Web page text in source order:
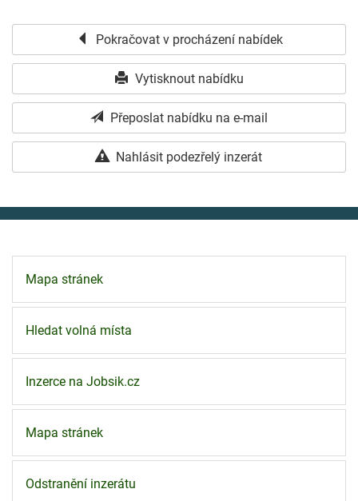
Pokračovat v procházení nabídek
Vytisknout nabídku
Přeposlat nabídku na e-mail
Nahlásit podezřelý inzerát
Mapa stránek
Hledat volná místa
Inzerce na Jobsik.cz
Mapa stránek
Odstranění inzerátu